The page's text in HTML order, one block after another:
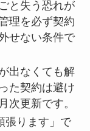
と失う恐れが
理を必ず契約
せない条件で
出なくても解
た契約は避け
次更新です。
張ります」で